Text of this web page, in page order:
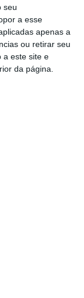
seu
a esse
apenas a
ou retirar seu
a este site e
da página.
e
à
e
lado da